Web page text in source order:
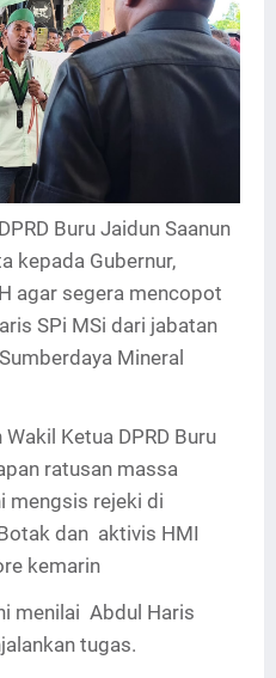
Buru Jaidun Saanun
kepada Gubernur,
agar segera mencopot
SPi MSi dari jabatan
Mineral
Ketua DPRD Buru
ratusan massa
mengsis rejeki di
dan aktivis HMI
kemarin
menilai Abdul Haris
tugas.